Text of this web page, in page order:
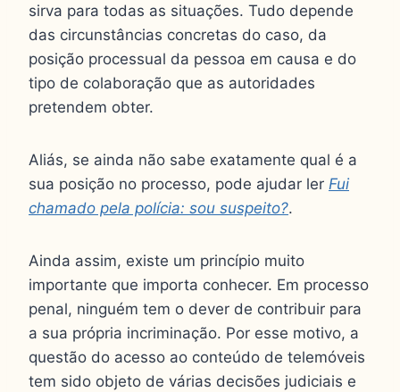
sirva para todas as situações. Tudo depende
das circunstâncias concretas do caso, da
posição processual da pessoa em causa e do
tipo de colaboração que as autoridades
pretendem obter.
Aliás, se ainda não sabe exatamente qual é a
sua posição no processo, pode ajudar ler Fui
chamado pela polícia: sou suspeito?.
Ainda assim, existe um princípio muito
importante que importa conhecer. Em processo
penal, ninguém tem o dever de contribuir para
a sua própria incriminação. Por esse motivo, a
questão do acesso ao conteúdo de telemóveis
tem sido objeto de várias decisões judiciais e